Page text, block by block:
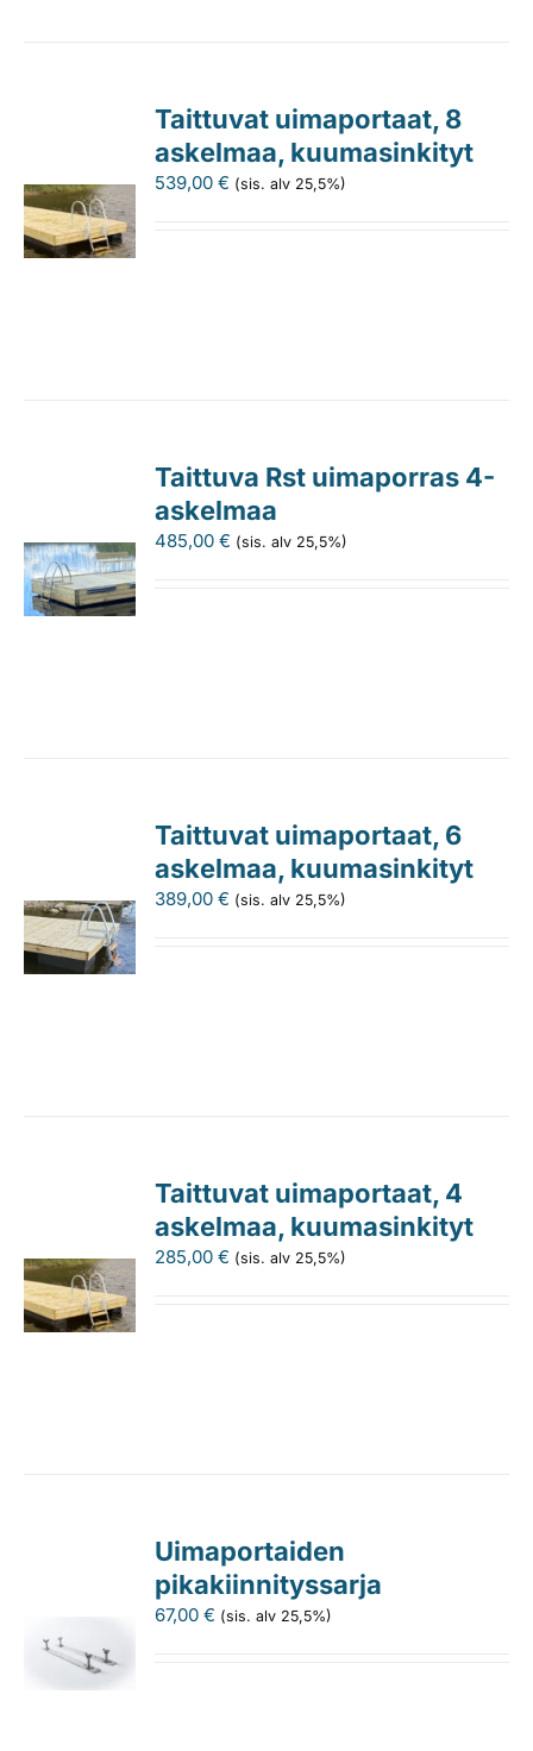
Taittuvat uimaportaat, 8
askelmaa, kuumasinkityt
539,00€ (sis. alv 25,5%)
Taittuva Rst uimaporras 4-
askelmaa
485,00€ (sis. alv 25,5%)
Taittuvat uimaportaat, 6
askelmaa, kuumasinkityt
389,00€ (sis. alv 25,5%)
Taittuvat uimaportaat, 4
askelmaa, kuumasinkityt
285,00€ (sis. alv 25,5%)
Uimaportaiden
pikakiinnityssarja
67,00€ (sis. alv 25,5%)